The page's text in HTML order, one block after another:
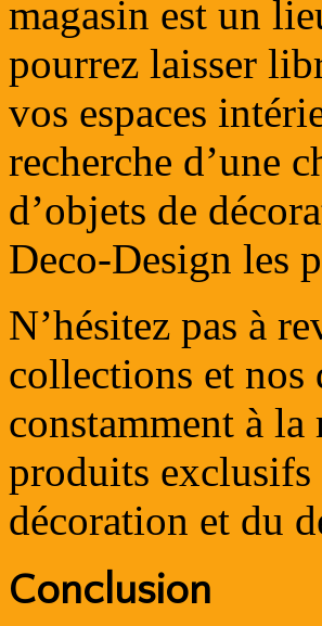
magasin est un
pourrez laisser
vos espaces
recherche d’une
d’objets de
Deco-Design les
N’hésitez pas à
collections et nos
constamment à la
produits
décoration et du
Conclusion